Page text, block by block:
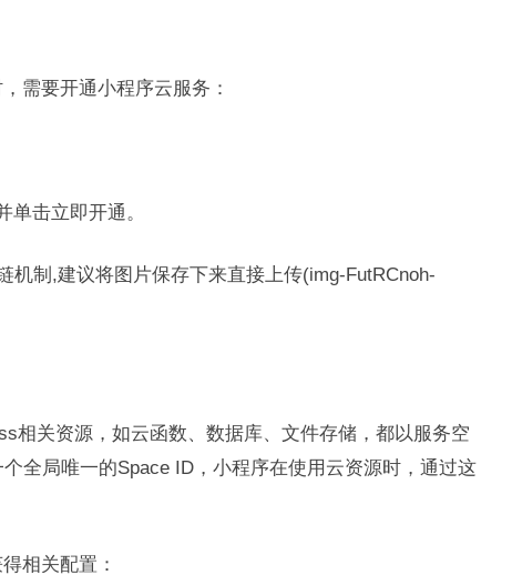
需要开通小程序云服务：
单击立即开通。
机制,建议将图片保存下来直接上传(img-FutRCnoh-
相关资源，如云函数、数据库、文件存储，都以服务空
全局唯一的Space ID，小程序在使用云资源时，通过这
相关配置：